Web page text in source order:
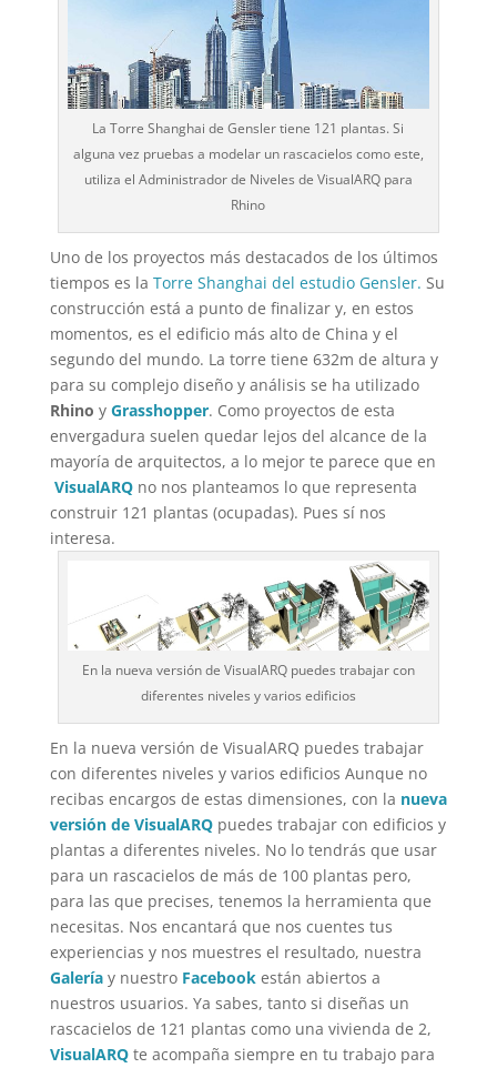
La Torre Shanghai de Gensler tiene 121 plantas. Si
alguna vez pruebas a modelar un rascacielos como este,
utiliza el Administrador de Niveles de VisualARQ para
Rhino
Uno de los proyectos más destacados de los últimos
tiempos es la Torre Shanghai del estudio Gensler. Su
construcción está a punto de finalizar y, en estos
momentos, es el edificio más alto de China y el
segundo del mundo. La torre tiene 632m de altura y
para su complejo diseño y análisis se ha utilizado
Rhino y Grasshopper. Como proyectos de esta
envergadura suelen quedar lejos del alcance de la
mayoría de arquitectos, a lo mejor te parece que en
VisualARQ no nos planteamos lo que representa
construir 121 plantas (ocupadas). Pues sí nos
interesa.
En la nueva versión de VisualARQ puedes trabajar con
diferentes niveles y varios edificios
En la nueva versión de VisualARQ puedes trabajar
con diferentes niveles y varios edificios Aunque no
recibas encargos de estas dimensiones, con la nueva
versión de VisualARQpuedes trabajar con edificios y
plantas a diferentes niveles. No lo tendrás que usar
para un rascacielos de más de 100 plantas pero,
para las que precises, tenemos la herramienta que
necesitas. Nos encantará que nos cuentes tus
experiencias y nos muestres el resultado, nuestra
Galeríay nuestro Facebookestán abiertos a
nuestros usuarios. Ya sabes, tanto si diseñas un
rascacielos de 121 plantas como una vivienda de 2,
VisualARQte acompaña siempre en tu trabajo para